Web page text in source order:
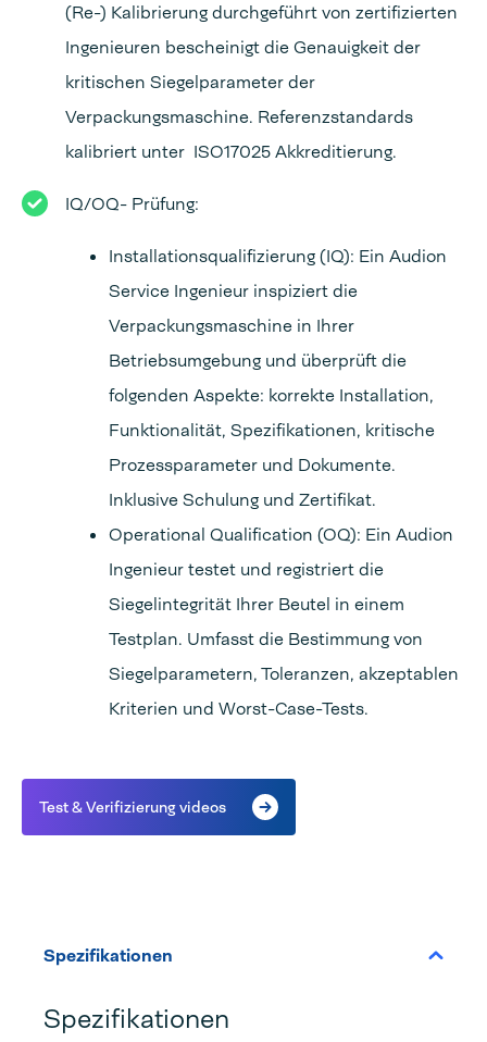
(Re-) Kalibrierung durchgeführt von zertifizierten
Ingenieuren bescheinigt die Genauigkeit der
kritischen Siegelparameter der
Verpackungsmaschine. Referenzstandards
kalibriert unter ISO17025 Akkreditierung.
IQ/OQ- Prüfung:
Installationsqualifizierung (IQ): Ein Audion
Service Ingenieur inspiziert die
Verpackungsmaschine in Ihrer
Betriebsumgebung und überprüft die
folgenden Aspekte: korrekte Installation,
Funktionalität, Spezifikationen, kritische
Prozessparameter und Dokumente.
Inklusive Schulung und Zertifikat.
Operational Qualification (OQ): Ein Audion
Ingenieur testet und registriert die
Siegelintegrität Ihrer Beutel in einem
Testplan. Umfasst die Bestimmung von
Siegelparametern, Toleranzen, akzeptablen
Kriterien und Worst-Case-Tests.
Test & Verifizierung videos
Spezifikationen
Spezifikationen